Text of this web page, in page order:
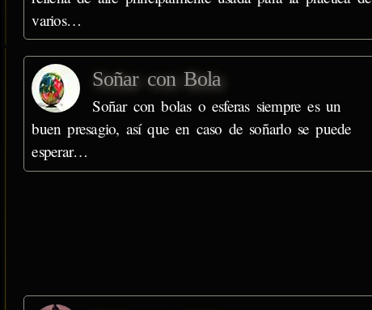
varios…
Soñar con Bola
Soñar con bolas o esferas siempre es un
buen presagio, así que en caso de soñarlo se puede
esperar…